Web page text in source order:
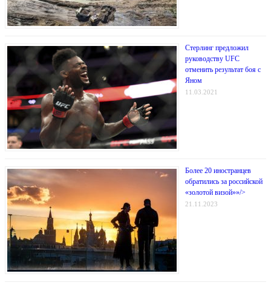
Стерлинг предложил
руководству UFC
отменить результат боя с
Яном
11.03.2021
Более 20 иностранцев
обратились за российской
«золотой визой»»/>
21.11.2023